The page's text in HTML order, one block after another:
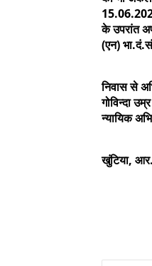
के उपरांत
(एन)
निवास से
गोविन्दा
न्यायिक
खुंटिया,